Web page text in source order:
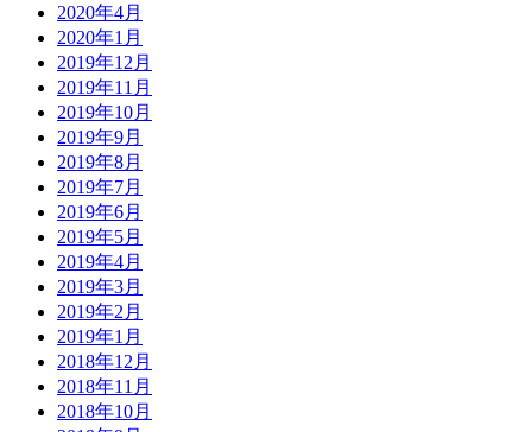
2020年4月
2020年1月
2019年12月
2019年11月
2019年10月
2019年9月
2019年8月
2019年7月
2019年6月
2019年5月
2019年4月
2019年3月
2019年2月
2019年1月
2018年12月
2018年11月
2018年10月